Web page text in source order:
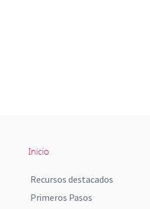
Inicio
Recursos destacados
Primeros Pasos